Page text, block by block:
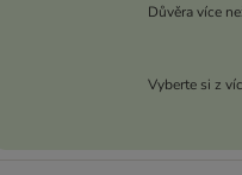
Důvěra více
Vyberte si z